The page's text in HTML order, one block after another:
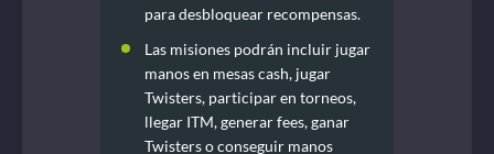
para desbloquear recompensas.
Las misiones podrán incluir jugar
manos en mesas cash, jugar
Twisters, participar en torneos,
llegar ITM, generar fees, ganar
Twisters o conseguir manos